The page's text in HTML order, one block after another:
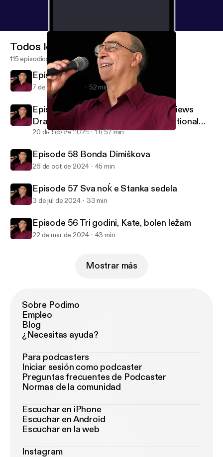
Episode 58 Bonda Dimiškova
Todos los episodios
115 episodios
Episode 60 Marica Zilkovska
7 de jun de 2026 52 min
Episode 59 Stefče Stojkovski interviews
Dragi Spasovski on Macedonian National
Radio
20 de feb de 2025 1 h 57 min
Episode 58 Bonda Dimiškova
26 de oct de 2024 45 min
Episode 57 Sva noḱ e Stanka sedela
3 de jul de 2024 33 min
Episode 56 Tri godini, Kate, bolen ležam
22 de mar de 2024 43 min
Mostrar más
Sobre Podimo
Empleo
Blog
¿Necesitas ayuda?
Para podcasters
Iniciar sesión como podcaster
Preguntas frecuentes de Podcaster
Normas de la comunidad
Escuchar en iPhone
Escuchar en Android
Escuchar en la web
Instagram